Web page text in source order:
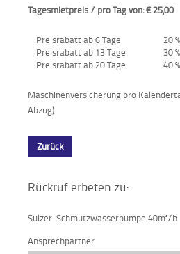
Tagesmietpreis / pro Tag von: € 25,00
Preisrabatt ab 6 Tage
Preisrabatt ab 13 Tage
Preisrabatt ab 20 Tage
20 %
30 %
40 %
Maschinenversicherung pro
Abzug)
Zurück
Rückruf erbeten zu:
Sulzer-Schmutzwasserpumpe 40m³/h
Ansprechpartner